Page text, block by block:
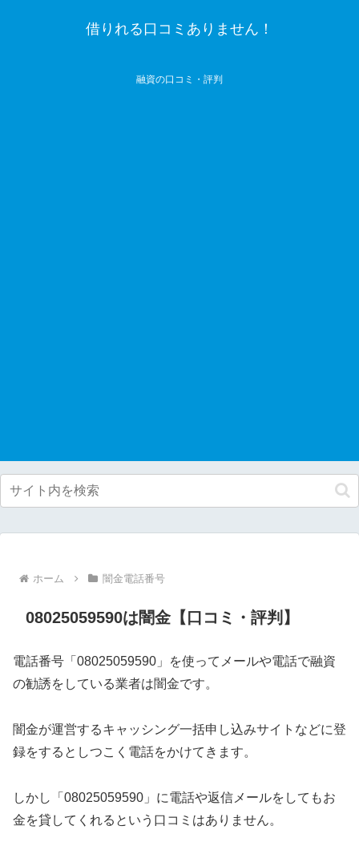
借りれる口コミありません！
融資の口コミ・評判
ホーム 闇金電話番号
08025059590は闇金【口コミ・評判】
電話番号「08025059590」を使ってメールや電話で融資
の勧誘をしている業者は闇金です。
闇金が運営するキャッシング一括申し込みサイトなどに登
録をするとしつこく電話をかけてきます。
しかし「08025059590」に電話や返信メールをしてもお
金を貸してくれるという口コミはありません。